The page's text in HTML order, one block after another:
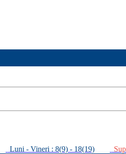
Luni - Vineri : 8(9) - 18(19)